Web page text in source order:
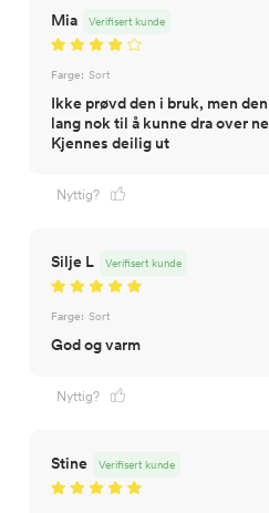
Mia Verifisert kunde
Farge: Sort
Ikke prøvd den i bruk, men
lang nok til å kunne dra over
Kjennes deilig ut
Nyttig?
Silje L Verifisert kunde
Farge: Sort
God og varm
Nyttig?
Stine Verifisert kunde